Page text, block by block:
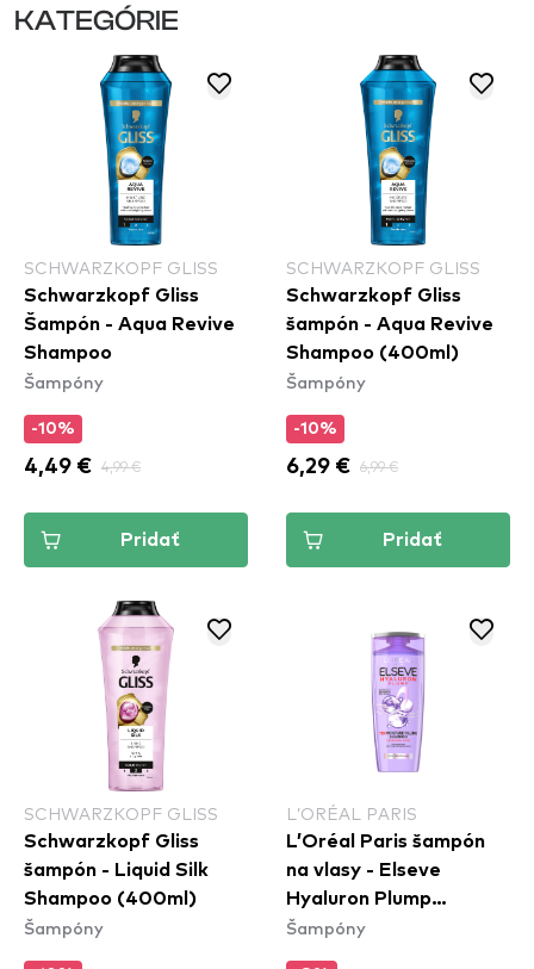
KATEGÓRIE
SCHWARZKOPF GLISS
Schwarzkopf Gliss
Šampón - Aqua Revive
Shampoo
Šampóny
-10%
4,49 € 4,99 €
Pridať
SCHWARZKOPF GLISS
Schwarzkopf Gliss
šampón - Aqua Revive
Shampoo (400ml)
Šampóny
-10%
6,29 € 6,99 €
Pridať
SCHWARZKOPF GLISS
Schwarzkopf Gliss
šampón - Liquid Silk
Shampoo (400ml)
Šampóny
L’ORÉAL PARIS
L’Oréal Paris šampón
na vlasy - Elseve
Hyaluron Plump
Shampoo
Šampóny